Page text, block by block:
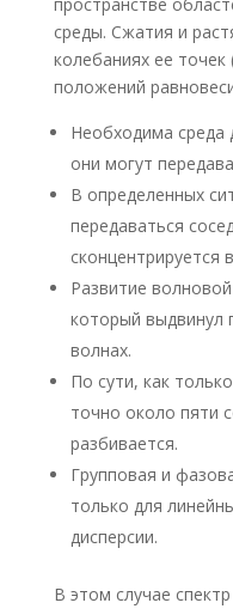
среды. Сжатия и
колебаниях ее
положений
Необходима среда
они могут
В определенных
передаваться
сконцентрируется
Развитие
который выдвинул
волнах.
По сути, как
точно около пяти
разбивается.
Групповая и
только для
дисперсии.
В этом случае